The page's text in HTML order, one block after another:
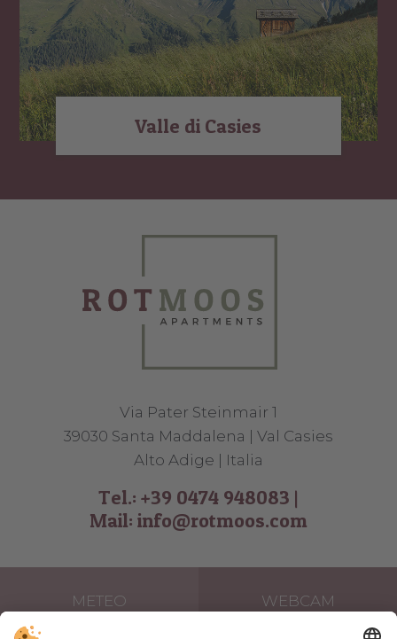
Valle di Casies
Via Pater Steinmair 1
39030 Santa Maddalena | Val Casies
Alto Adige | Italia
Tel.: +39 0474 948083 |
Mail: info@rotmoos.com
METEO WEBCAM